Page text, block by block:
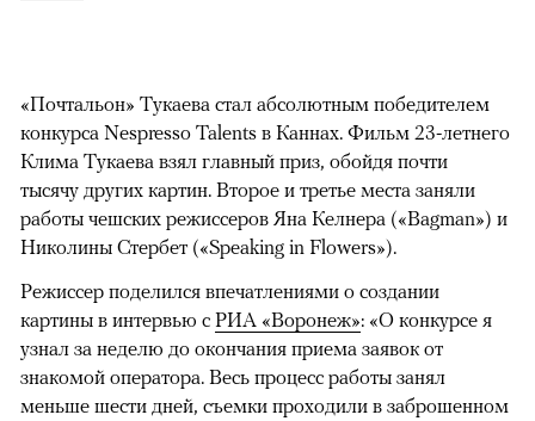
«Почтальон» Тукаева стал абсолютным победителем
конкурса Nespresso Talents в Каннах. Фильм 23-летнего
Клима Тукаева взял главный приз, обойдя почти
тысячу других картин. Второе и третье места заняли
работы чешских режиссеров Яна Келнера («Bagman») и
Николины Стербет («Speaking in Flowers»).
Режиссер поделился впечатлениями о создании
картины в интервью с РИА «Воронеж»: «О конкурсе я
узнал за неделю до окончания приема заявок от
знакомой оператора. Весь процесс работы занял
меньше шести дней, съемки проходили в заброшенном